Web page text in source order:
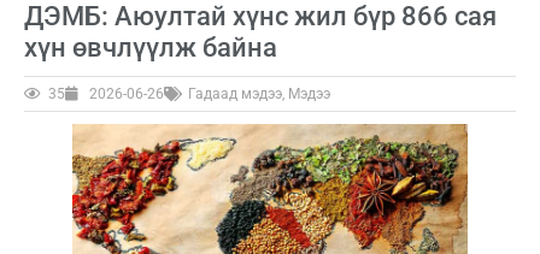
ДЭМБ: Аюултай хүнс жил бүр 866 сая
хүн өвчлүүлж байна
35 2026-06-26 Гадаад мэдээ, Мэдээ